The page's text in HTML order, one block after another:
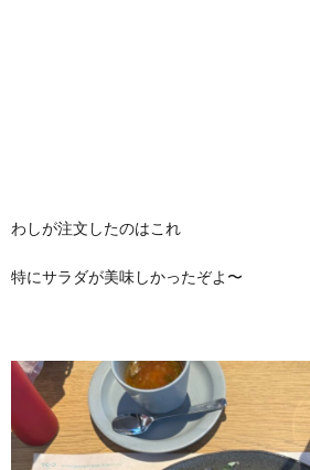
わしが注文したのはこれ
特にサラダが美味しかったぞよ〜